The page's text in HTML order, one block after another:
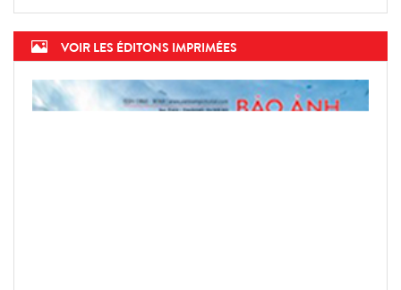
VOIR LES ÉDITONS IMPRIMÉES